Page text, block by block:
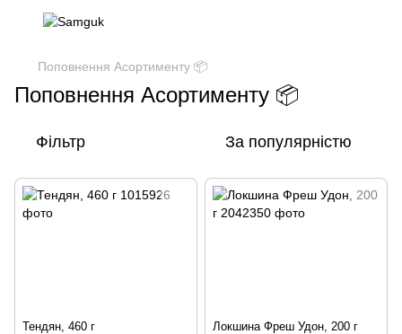
Поповнення Асортименту 📦
Поповнення Асортименту 📦
Фільтр За популярністю
Тендян, 460 г Локшина Фреш Удон, 200 г